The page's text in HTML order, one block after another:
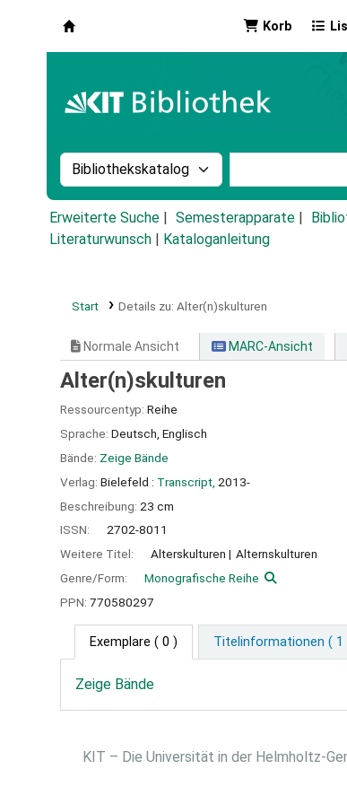
Korb
Suche im Katalog nach:
Erweiterte Suche Semesterapparate
Literaturwunsch
Kataloganleitung
Start Details zu: Alter(n)skulturen
Normale Ansicht MARC-Ansicht
Alter(n)skulturen
Ressourcentyp: Reihe
Sprache: Deutsch, Englisch
Bände: Zeige Bände
Verlag: Bielefeld : Transcript, 2013-
Beschreibung: 23 cm
ISSN:
2702-8011
Weitere Titel:
Alterskulturen
Alternskulturen
Genre/Form:
Monografische Reihe
PPN: 770580297
Exemplare ( 0 ) Titelinformationen ( 1
Zeige Bände
KIT – Die Universität in der Helmholtz-